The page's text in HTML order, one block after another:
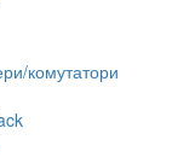
комутатори